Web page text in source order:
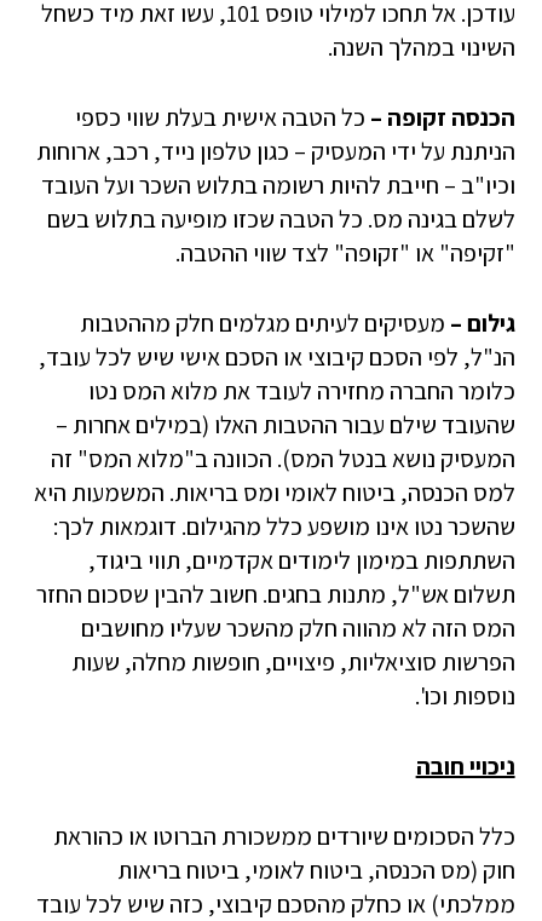
עודכן. אל תחכו למילוי טופס 101, עשו זאת מיד כשחל
השינוי במהלך השנה.
הכנסה זקופה – כל הטבה אישית בעלת שווי כספי
הניתנת על ידי המעסיק – כגון טלפון נייד, רכב, ארוחות
וכיו"ב – חייבת להיות רשומה בתלוש השכר ועל העובד
לשלם בגינה מס. כל הטבה שכזו מופיעה בתלוש בשם
"זקיפה" או "זקופה" לצד שווי ההטבה.
גילום – מעסיקים לעיתים מגלמים חלק מההטבות
הנ"ל, לפי הסכם קיבוצי או הסכם אישי שיש לכל עובד,
כלומר החברה מחזירה לעובד את מלוא המס נטו
שהעובד שילם עבור ההטבות האלו (במילים אחרות –
המעסיק נושא בנטל המס). הכוונה ב"מלוא המס" זה
למס הכנסה, ביטוח לאומי ומס בריאות. המשמעות היא
שהשכר נטו אינו מושפע כלל מהגילום. דוגמאות לכך:
השתתפות במימון לימודים אקדמיים, תווי ביגוד,
תשלום אש"ל, מתנות בחגים. חשוב להבין שסכום החזר
המס הזה לא מהווה חלק מהשכר שעליו מחושבים
הפרשות סוציאליות, פיצויים, חופשות מחלה, שעות
נוספות וכו'.
ניכויי חובה
כלל הסכומים שיורדים ממשכורת הברוטו או כהוראת
חוק (מס הכנסה, ביטוח לאומי, ביטוח בריאות
ממלכתי) או כחלק מהסכם קיבוצי, כזה שיש לכל עובד